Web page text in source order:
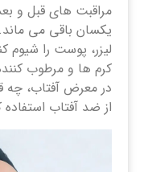
مراقبت های قبل و
یکسان باقی می
لیزر، پوست را شیوم
کرم ها و مرطوب
در معرض آفتاب، چه
از ضد آفتاب استفاده